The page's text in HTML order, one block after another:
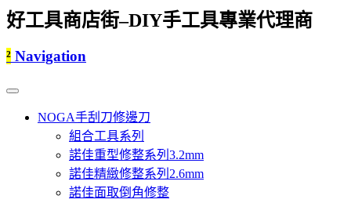
好工具商店街–DIY手工具專業代理商
² Navigation
NOGA手刮刀修邊刀
組合工具系列
諾佳重型修整系列3.2mm
諾佳精緻修整系列2.6mm
諾佳面取倒角修整